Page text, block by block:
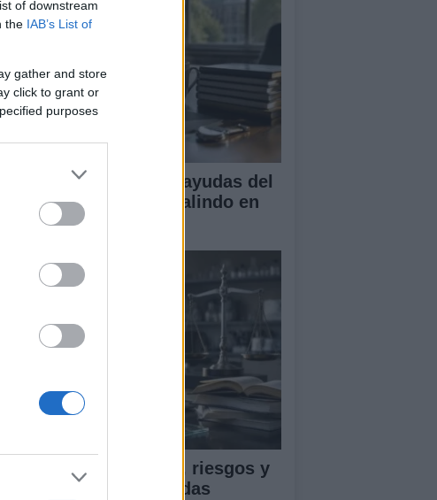
of downstream
the IAB’s List of
gather and store
click to grant or
purposes
UJA obtiene cuatro ayudas del
programa Beatriz Galindo en
2026
Ética en IA: marcos, riesgos y
mitigaciones aplicadas